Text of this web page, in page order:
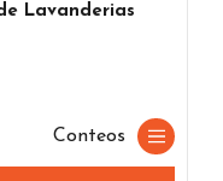
Lavanderias
Conteos